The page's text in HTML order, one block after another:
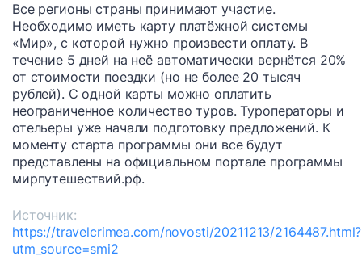
Все регионы страны принимают участие.
Необходимо иметь карту платёжной системы
«Мир», с которой нужно произвести оплату. В
течение 5 дней на неё автоматически вернётся 20%
от стоимости поездки (но не более 20 тысяч
рублей). С одной карты можно оплатить
неограниченное количество туров. Туроператоры и
отельеры уже начали подготовку предложений. К
моменту старта программы они все будут
представлены на официальном портале программы
мирпутешествий.рф.
Источник:
https://travelcrimea.com/novosti/20211213/2164487.html?
utm_source=smi2